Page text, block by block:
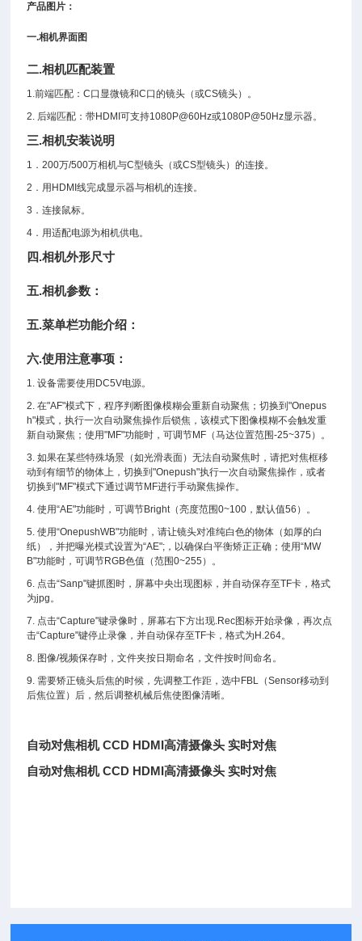
产品图片：
一.相机界面图
二.相机匹配装置
1.前端匹配：C口显微镜和C口的镜头（或CS镜头）。
2. 后端匹配：带HDMI可支持1080P@60Hz或1080P@50Hz显示器。
三.相机安装说明
1．200万/500万相机与C型镜头（或CS型镜头）的连接。
2．用HDMI线完成显示器与相机的连接。
3．连接鼠标。
4．用适配电源为相机供电。
四.相机外形尺寸
五.相机参数：
五.菜单栏功能介绍：
六.使用注意事项：
1. 设备需要使用DC5V电源。
2. 在"AF"模式下，程序判断图像模糊会重新自动聚焦；切换到"Onepus
h"模式，执行一次自动聚焦操作后锁焦，该模式下图像模糊不会触发重
新自动聚焦；使用"MF"功能时，可调节MF（马达位置范围-25~375）。
3. 如果在某些特殊场景（如光滑表面）无法自动聚焦时，请把对焦框移
动到有细节的物体上，切换到"Onepush"执行一次自动聚焦操作，或者
切换到"MF"模式下通过调节MF进行手动聚焦操作。
4. 使用“AE"功能时，可调节Bright（亮度范围0~100，默认值56）。
5. 使用“OnepushWB"功能时，请让镜头对准纯白色的物体（如厚的白
纸），并把曝光模式设置为“AE";，以确保白平衡矫正正确；使用“MW
B"功能时，可调节RGB色值（范围0~255）。
6. 点击“Sanp"键抓图时，屏幕中央出现图标，并自动保存至TF卡，格式
为jpg。
7. 点击“Capture"键录像时，屏幕右下方出现.Rec图标开始录像，再次点
击“Capture"键停止录像，并自动保存至TF卡，格式为H.264。
8. 图像/视频保存时，文件夹按日期命名，文件按时间命名。
9. 需要矫正镜头后焦的时候，先调整工作距，选中FBL（Sensor移动到
后焦位置）后，然后调整机械后焦使图像清晰。
自动对焦相机 CCD HDMI高清摄像头 实时对焦
自动对焦相机 CCD HDMI高清摄像头 实时对焦